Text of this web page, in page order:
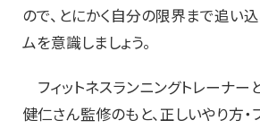
ので、とにかく自分の限界まで追い
ムを意識しましょう。
フィットネスランニングトレーナー
健仁さん監修のもと、正しいやり方・